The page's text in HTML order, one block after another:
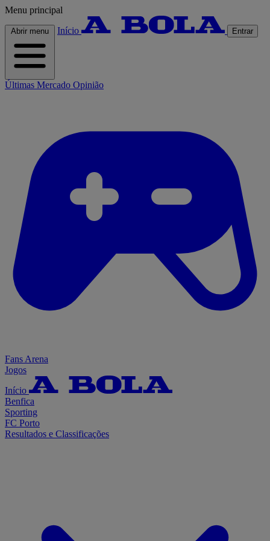
Menu principal
Abrir menu Início Entrar
Últimas Mercado Opinião
Fans Arena
Jogos
Início
Benfica
Sporting
FC Porto
Resultados e Classificações